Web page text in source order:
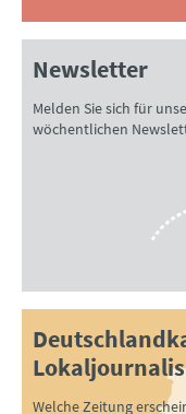
Newsletter
Melden Sie sich für
wöchentlichen
Welche Zeitung